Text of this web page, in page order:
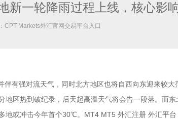
新一轮降雨过程上线，核心影
CPT Markets外汇官网交易平台入口
有强对流天气，同时北方地区也将自西向东迎来较大
地区热到破纪录，后天起高温天气将会告一段落。而东
地或冲击今年首个30℃。MT4 MT5 外汇注册 外汇平台